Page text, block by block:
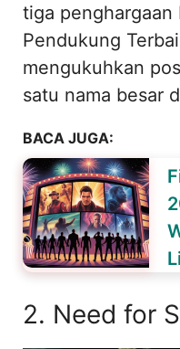
tiga penghargaan
Pendukung
mengukuhkan
satu nama besar
BACA JUGA:
2. Need for